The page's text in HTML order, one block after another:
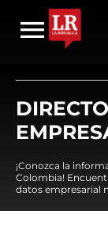
¡Conozca la
Colombia!
datos empresarial